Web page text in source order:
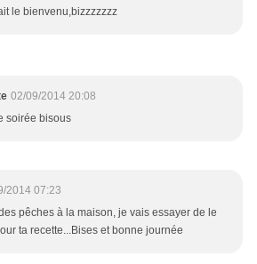
le bienvenu,bizzzzzzz
02/09/2014 20:08
soirée bisous
2014 07:23
pêches à la maison, je vais essayer de le
ta recette...Bises et bonne journée